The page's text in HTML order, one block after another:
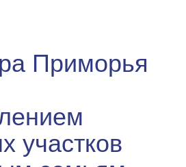
Приморья
участков